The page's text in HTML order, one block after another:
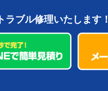
トラブル修理いたします！